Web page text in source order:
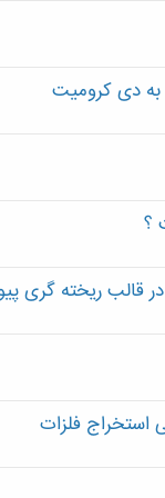
دی کرومیت
قالب ریخته گری